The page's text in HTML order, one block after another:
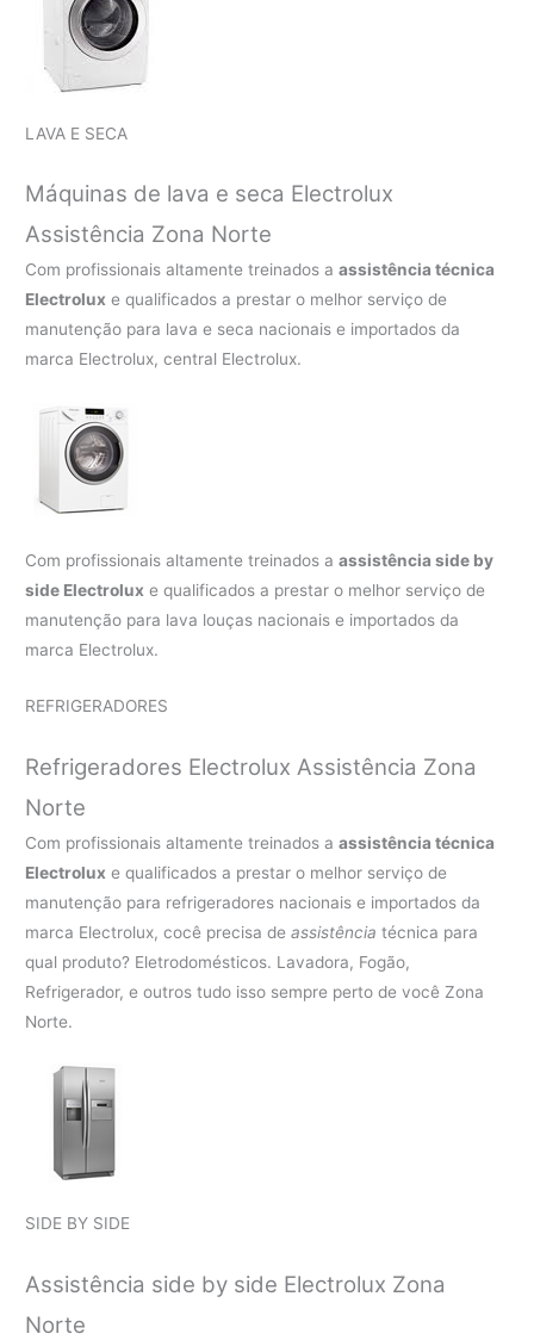
LAVA E SECA
Máquinas de lava e seca Electrolux
Assistência Zona Norte
Com profissionais altamente treinados aassistência técnica
Electrolux e qualificados a prestar o melhor serviço de
manutenção para lava e seca nacionais e importados da
marca Electrolux, central Electrolux.
Com profissionais altamente treinados aassistência side by
side Electrolux e qualificados a prestar o melhor serviço de
manutenção para lava louças nacionais e importados da
marca Electrolux.
REFRIGERADORES
Refrigeradores Electrolux Assistência Zona
Norte
Com profissionais altamente treinados aassistência técnica
Electrolux e qualificados a prestar o melhor serviço de
manutenção para refrigeradores nacionais e importados da
marca Electrolux, cocê precisa deassistência técnica para
qual produto? Eletrodomésticos. Lavadora, Fogão,
Refrigerador, e outros tudo isso sempre perto de você Zona
Norte.
SIDE BY SIDE
Assistência side by side Electrolux Zona
Norte